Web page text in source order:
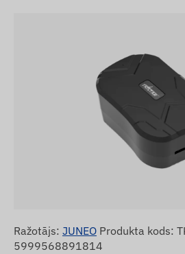
Ražotājs: JUNEO Produkta kods:
5999568891814